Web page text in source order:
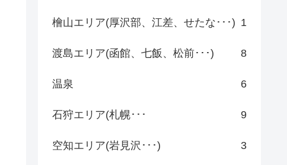
檜山エリア(厚沢部、江差、せたな･･･) 1
渡島エリア(函館、七飯、松前･･･) 8
温泉 6
石狩エリア(札幌･･･ 9
空知エリア(岩見沢･･･) 3